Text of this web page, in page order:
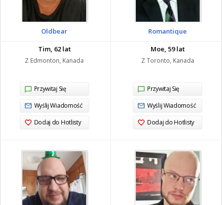
Oldbear
Tim, 62 lat
Z Edmonton, Kanada
Przywitaj Się
Wyślij Wiadomość
Dodaj do Hotlisty
Romantique
Moe, 59 lat
Z Toronto, Kanada
Przywitaj Się
Wyślij Wiadomość
Dodaj do Hotlisty